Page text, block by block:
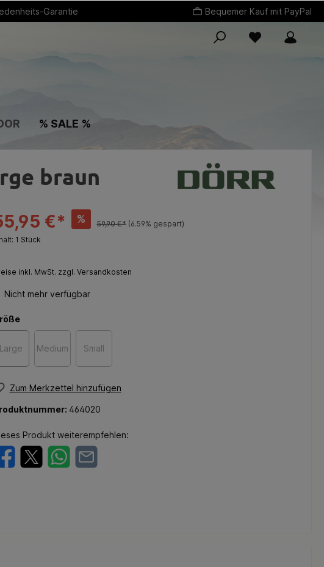
Garantie Bequemer Kauf mit PayPal
% SALE %
braun
€* % 59,90 €* (6.59% gespart)
1 Stück
inkl. MwSt. zzgl. Versandkosten
Nicht mehr verfügbar
Large Medium Small
Zum Merkzettel hinzufügen
464020
Produkt weiterempfehlen: